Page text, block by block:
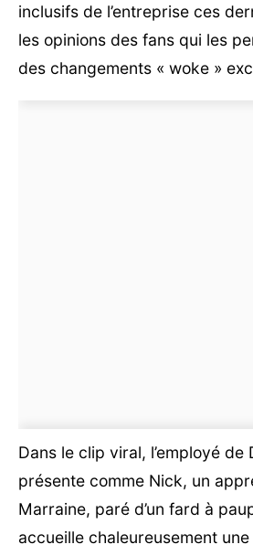
inclusifs de l’entreprise ces
les opinions des fans qui les
des changements « woke »
Dans le clip viral, l’employé de
présente comme Nick, un
Marraine, paré d’un fard à
accueille chaleureusement